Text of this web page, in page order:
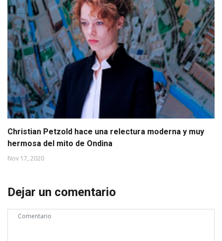
Christian Petzold hace una relectura moderna y muy
hermosa del mito de Ondina
Nov 17, 2020
Dejar un comentario